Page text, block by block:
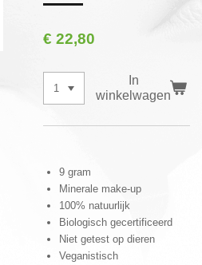
€ 22,80
In
winkelwagen
9 gram
Minerale make-up
100% natuurlijk
Biologisch gecertificeerd
Niet getest op dieren
Veganistisch